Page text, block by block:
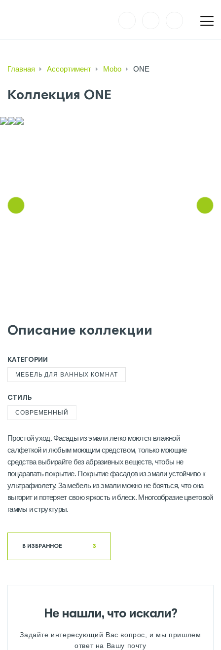
Главная Ассортимент Mobo ONE
Коллекция ONE
Описание коллекции
КАТЕГОРИИ
МЕБЕЛЬ ДЛЯ ВАННЫХ КОМНАТ
СТИЛЬ
СОВРЕМЕННЫЙ
Простой уход. Фасады из эмали легко моются влажной
салфеткой и любым моющим средством, только моющие
средства выбирайте без абразивных веществ, чтобы не
поцарапать покрытие. Покрытие фасадов из эмали устойчиво к
ультрафиолету. За мебель из эмали можно не бояться, что она
выгорит и потеряет свою яркость и блеск. Многообразие цветовой
гаммы и структуры.
В ИЗБРАННОЕ 3
Не нашли, что искали?
Задайте интересующий Вас вопрос, и мы пришлем
ответ на Вашу почту